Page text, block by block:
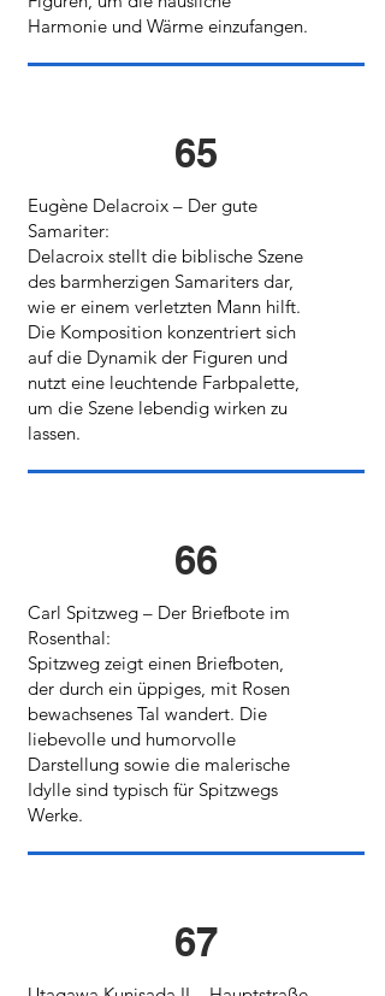
Harmonie und Wärme einzufangen.
65
Eugène Delacroix – Der gute
Samariter:
Delacroix stellt die biblische Szene
des barmherzigen Samariters dar,
wie er einem verletzten Mann hilft.
Die Komposition konzentriert sich
auf die Dynamik der Figuren und
nutzt eine leuchtende Farbpalette,
um die Szene lebendig wirken zu
lassen.
66
Carl Spitzweg – Der Briefbote im
Rosenthal:
Spitzweg zeigt einen Briefboten,
der durch ein üppiges, mit Rosen
bewachsenes Tal wandert. Die
liebevolle und humorvolle
Darstellung sowie die malerische
Idylle sind typisch für Spitzwegs
Werke.
67